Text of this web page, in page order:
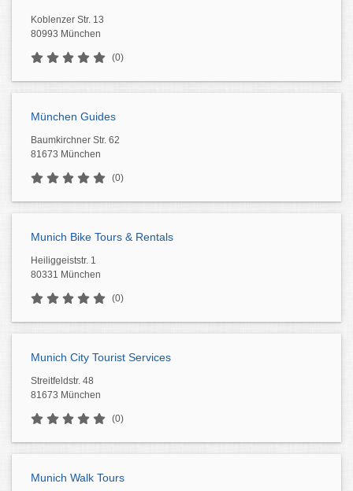
Koblenzer Str. 13
80993 München
(0)
München Guides
Baumkirchner Str. 62
81673 München
(0)
Munich Bike Tours & Rentals
Heiliggeiststr. 1
80331 München
(0)
Munich City Tourist Services
Streitfeldstr. 48
81673 München
(0)
Munich Walk Tours